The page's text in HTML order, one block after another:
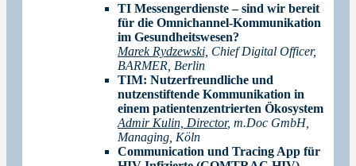
TI Messengerdienste – sind wir bereit
für die Omnichannel-Kommunikation
im Gesundheitswesen?
Marek Rydzewski, Chief Digital Officer,
BARMER, Berlin
TIM: Nutzerfreundliche und
nutzenstiftende Kommunikation in
einem patientenzentrierten Ökosystem
Admir Kulin, Director, m.Doc GmbH,
Managing, Köln
Communication und Tracing App für